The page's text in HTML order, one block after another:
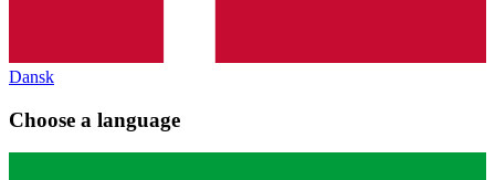
Dansk
Choose a language